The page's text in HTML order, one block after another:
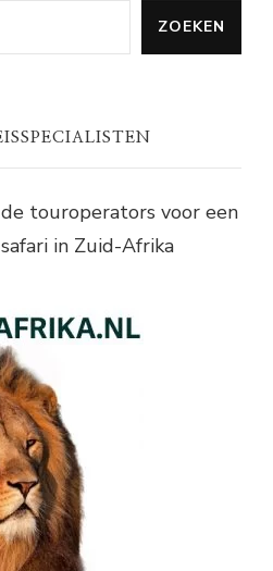
ZOEKEN
touroperators voor een
in Zuid-Afrika